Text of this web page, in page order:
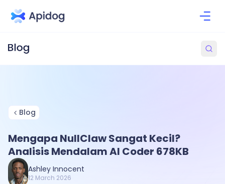
Blog
Mengapa NullClaw Sangat Kecil?
Analisis Mendalam AI Coder 678KB
Ashley Innocent
12 March 2026